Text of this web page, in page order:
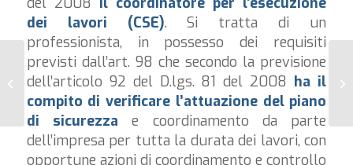
dei lavori (CSE). Si tratta di un
professionista, in possesso dei requisiti
previsti dall’art. 98 che secondo la previsione
dell’articolo 92 del D.lgs. 81 del 2008 ha il
compito di verificare l’attuazione del piano
di sicurezza e coordinamento da parte
dell’impresa per tutta la durata dei lavori, con
opportune azioni di coordinamento e controllo
Il Responsabile dei Lavori nei